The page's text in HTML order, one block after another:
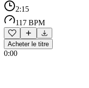
2:15
117 BPM
Acheter le titre
0:00